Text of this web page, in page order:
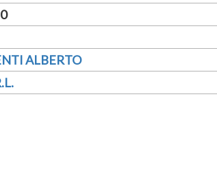
0
ALBERTO